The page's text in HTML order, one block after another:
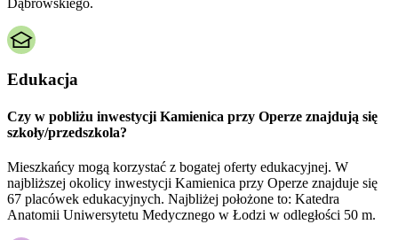
Edukacja
Czy w pobliżu inwestycji Kamienica przy Operze znajdują się
szkoły/przedszkola?
Mieszkańcy mogą korzystać z bogatej oferty edukacyjnej. W
najbliższej okolicy inwestycji Kamienica przy Operze znajduje się
67 placówek edukacyjnych. Najbliżej położone to: Katedra
Anatomii Uniwersytetu Medycznego w Łodzi w odległości 50 m.